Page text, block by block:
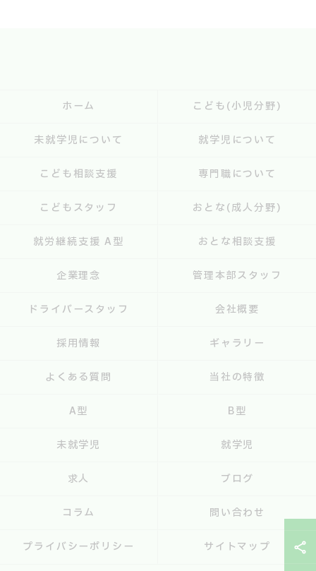
ホーム こども(小児分野)
未就学児について 就学児について
こども相談支援 専門職について
こどもスタッフ おとな(成人分野)
就労継続支援 A型 おとな相談支援
企業理念 管理本部スタッフ
ドライバースタッフ 会社概要
採用情報 ギャラリー
よくある質問 当社の特徴
A型 B型
未就学児 就学児
求人 ブログ
コラム 問い合わせ
プライバシーポリシー サイトマップ